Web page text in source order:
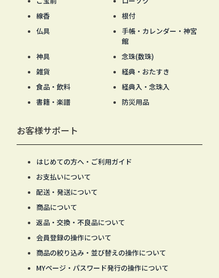
線香
根付
仏具
手帳・カレンダー・神宮
館
神具
念珠(数珠)
雑貨
経典・おたすき
食品・飲料
経典入・念珠入
書籍・楽譜
防災用品
お客様サポート
はじめての方へ・ご利用ガイド
お支払いについて
配送・発送について
商品について
返品・交換・不良品について
会員登録の操作について
商品の絞り込み・並び替えの操作について
MYページ・パスワード発行の操作について